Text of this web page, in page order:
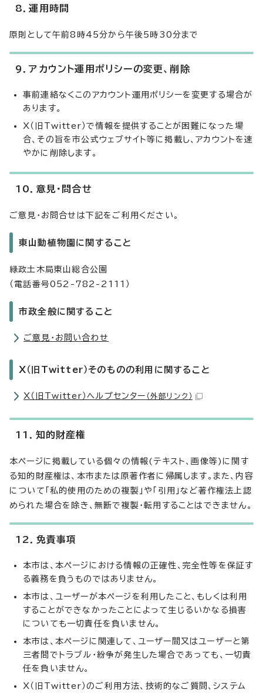
8．運用時間
原則として午前8時45分から午後5時30分まで
9．アカウント運用ポリシーの変更、削除
事前連絡なくこのアカウント運用ポリシーを変更する場合が
あります。
X（旧Twitter）で情報を提供することが困難になった場
合、その旨を市公式ウェブサイト等に掲載し、アカウントを速
やかに削除します。
10．意見・問合せ
ご意見・お問合せは下記をご利用ください。
東山動植物園に関すること
緑政土木局東山総合公園
（電話番号052-782-2111）
市政全般に関すること
ご意見・お問い合わせ
X（旧Twitter）そのものの利用に関すること
X（旧Twitter）ヘルプセンター （外部リンク）
11．知的財産権
本ページに掲載している個々の情報(テキスト、画像等)に関す
る知的財産権は、本市または原著作者に帰属します。また、内容
について「私的使用のための複製」や「引用」など著作権法上認
められた場合を除き、無断で複製・転用することはできません。
12．免責事項
本市は、本ページにおける情報の正確性、完全性等を保証す
る義務を負うものではありません。
本市は、ユーザーが本ページを利用したこと、もしくは利用
することができなかったことによって生じるいかなる損害
についても一切責任を負いません。
本市は、本ページに関連して、ユーザー間又はユーザーと第
三者間でトラブル・紛争が発生した場合であっても、一切責
任を負いません。
X（旧Twitter）のご利用方法、技術的なご質問、システム